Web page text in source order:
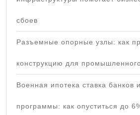
сбоев
Разъемные опорные узлы: как
конструкцию для
Военная ипотека ставка банков
программы: как опуститься до